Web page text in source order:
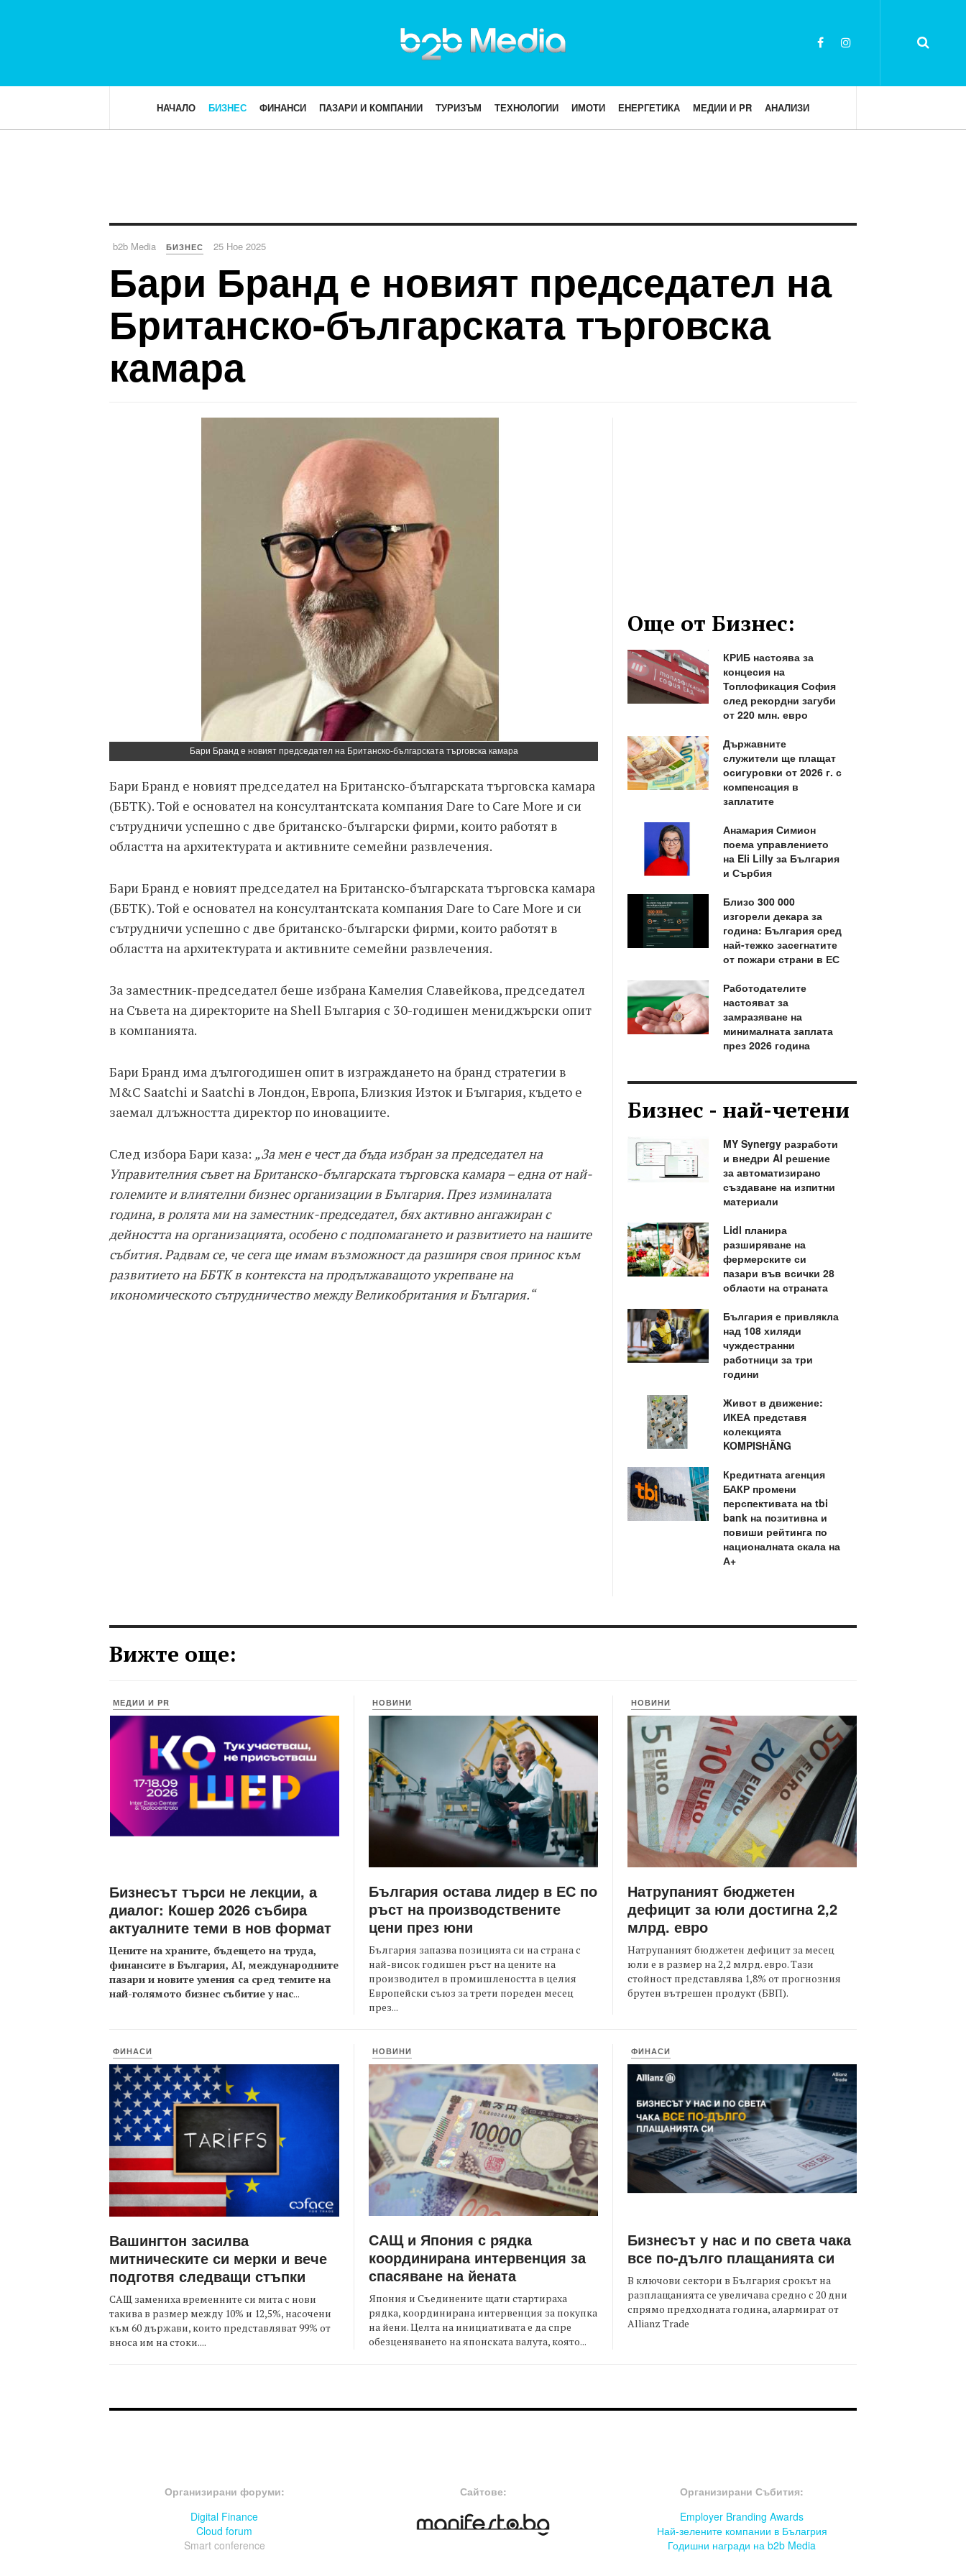
НАЧАЛО БИЗНЕС ФИНАНСИ ПАЗАРИ И КОМПАНИИ ТУРИЗЪМ ТЕХНОЛОГИИ ИМОТИ ЕНЕРГЕТИКА МЕДИИ И PR АНАЛИЗИ
b2b Media БИЗНЕС 25 Ное 2025
Бари Бранд е новият председател на
Британско-българската търговска
камара
Бари Бранд е новият председател на Британско-българската търговска камара
Бари Бранд е новият председател на Британско-българската търговска камара
(ББТК). Той е основател на консултантската компания Dare to Care More и си
сътрудничи успешно с две британско-български фирми, които работят в
областта на архитектурата и активните семейни развлечения.
Бари Бранд е новият председател на Британско-българската търговска камара
(ББТК). Той е основател на консултантската компания Dare to Care More и си
сътрудничи успешно с две британско-български фирми, които работят в
областта на архитектурата и активните семейни развлечения.
За заместник-председател беше избрана Камелия Славейкова, председател
на Съвета на директорите на Shell България с 30-годишен мениджърски опит
в компанията.
Бари Бранд има дългогодишен опит в изграждането на бранд стратегии в
M&C Saatchi и Saatchi в Лондон, Европа, Близкия Изток и България, където е
заемал длъжността директор по иновациите.
След избора Бари каза: „За мен е чест да бъда избран за председател на
Управителния съвет на Британско-българската търговска камара – една от най-
големите и влиятелни бизнес организации в България. През изминалата
година, в ролята ми на заместник-председател, бях активно ангажиран с
дейността на организацията, особено с подпомагането и развитието на нашите
събития. Радвам се, че сега ще имам възможност да разширя своя принос към
развитието на ББТК в контекста на продължаващото укрепване на
икономическото сътрудничество между Великобритания и България.“
Още от Бизнес:
КРИБ настоява за
концесия на
Топлофикация София
след рекордни загуби
от 220 млн. евро
Държавните
служители ще плащат
осигуровки от 2026 г. с
компенсация в
заплатите
Анамария Симион
поема управлението
на Eli Lilly за България
и Сърбия
Близо 300 000
изгорели декара за
година: България сред
най-тежко засегнатите
от пожари страни в ЕС
Работодателите
настояват за
замразяване на
минималната заплата
през 2026 година
Бизнес - най-четени
MY Synergy разработи
и внедри AI решение
за автоматизирано
създаване на изпитни
материали
Lidl планира
разширяване на
фермерските си
пазари във всички 28
области на страната
България е привлякла
над 108 хиляди
чуждестранни
работници за три
години
Живот в движение:
ИКЕА представя
колекцията
KOMPISHÄNG
Кредитната агенция
БАКР промени
перспективата на tbi
bank на позитивна и
повиши рейтинга по
националната скала на
А+
Вижте още:
МЕДИИ И PR
Бизнесът търси не лекции, а
диалог: Кошер 2026 събира
актуалните теми в нов формат
Цените на храните, бъдещето на труда,
финансите в България, AI, международните
пазари и новите умения са сред темите на
най-голямото бизнес събитие у нас...
НОВИНИ
България остава лидер в ЕС по
ръст на производствените
цени през юни
България запазва позицията си на страна с
най-висок годишен ръст на цените на
производител в промишлеността в целия
Европейски съюз за трети пореден месец
през...
НОВИНИ
Натрупаният бюджетен
дефицит за юли достигна 2,2
млрд. евро
Натрупаният бюджетен дефицит за месец
юли е в размер на 2,2 млрд. евро. Тази
стойност представлява 1,8% от прогнозния
брутен вътрешен продукт (БВП).
ФИНАСИ
Вашингтон засилва
митническите си мерки и вече
подготвя следващи стъпки
САЩ замениха временните си мита с нови
такива в размер между 10% и 12,5%, насочени
към 60 държави, които представляват 99% от
вноса им на стоки....
НОВИНИ
САЩ и Япония с рядка
координирана интервенция за
спасяване на йената
Япония и Съединените щати стартираха
рядка, координирана интервенция за покупка
на йени. Целта на инициативата е да спре
обезценяването на японската валута, която...
ФИНАСИ
Бизнесът у нас и по света чака
все по-дълго плащанията си
В ключови сектори в България срокът на
разплащанията се увеличава средно с 20 дни
спрямо предходната година, алармират от
Allianz Trade
Организирани форуми:
Digital Finance
Cloud forum
Smart conference
Сайтове:
Организирани Събития:
Employer Branding Awards
Най-зелените компании в Бълагрия
Годишни награди на b2b Media